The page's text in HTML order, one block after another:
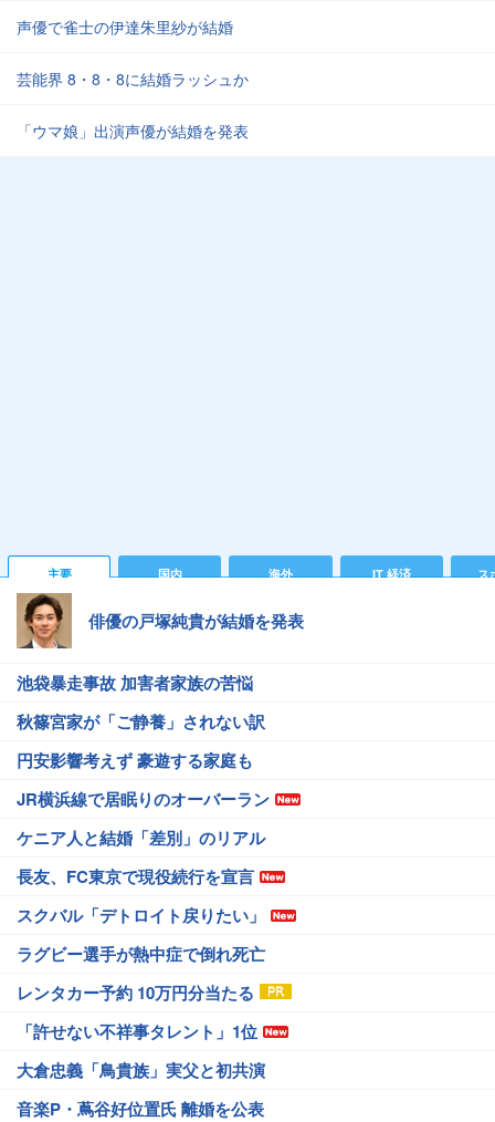
声優で雀士の伊達朱里紗が結婚
芸能界 8・8・8に結婚ラッシュか
「ウマ娘」出演声優が結婚を発表
主要 国内 海外 IT 経済 ス
俳優の戸塚純貴が結婚を発表
池袋暴走事故 加害者家族の苦悩
秋篠宮家が「ご静養」されない訳
円安影響考えず 豪遊する家庭も
JR横浜線で居眠りのオーバーラン
ケニア人と結婚「差別」のリアル
長友、FC東京で現役続行を宣言
スクバル「デトロイト戻りたい」
ラグビー選手が熱中症で倒れ死亡
レンタカー予約 10万円分当たる
「許せない不祥事タレント」1位
大倉忠義「鳥貴族」実父と初共演
音楽P・蔦谷好位置氏 離婚を公表